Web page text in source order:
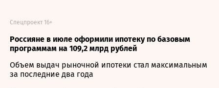
Россияне в июле оформили ипотеку по базовым
программам на 109,2 млрд рублей
Спецпроект 16+
Объем выдач рыночной ипотеки стал максимальным
за последние два года